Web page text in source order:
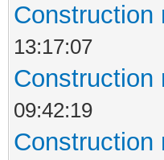
Construction
13:17:07
Construction
09:42:19
Construction